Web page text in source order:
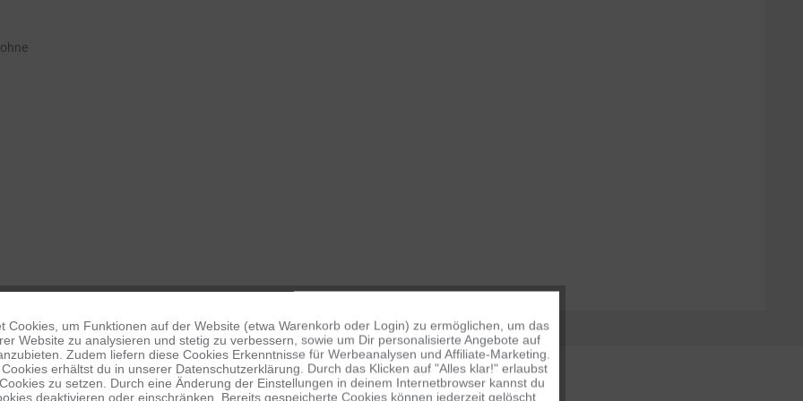
Aktiv
Inaktiv
Cookies, um Funktionen auf der Website (etwa Warenkorb oder Login) zu ermöglichen, um das
Website zu analysieren und stetig zu verbessern, sowie um Dir personalisierte Angebote auf
Zudem liefern diese Cookies Erkenntnisse für Werbeanalysen und Affiliate-Marketing.
erhältst du in unserer Datenschutzerklärung. Durch das Klicken auf "Alles klar!" erlaubst
zu setzen. Durch eine Änderung der Einstellungen in deinem Internetbrowser kannst du
deaktivieren oder einschränken. Bereits gespeicherte Cookies können jederzeit gelöscht